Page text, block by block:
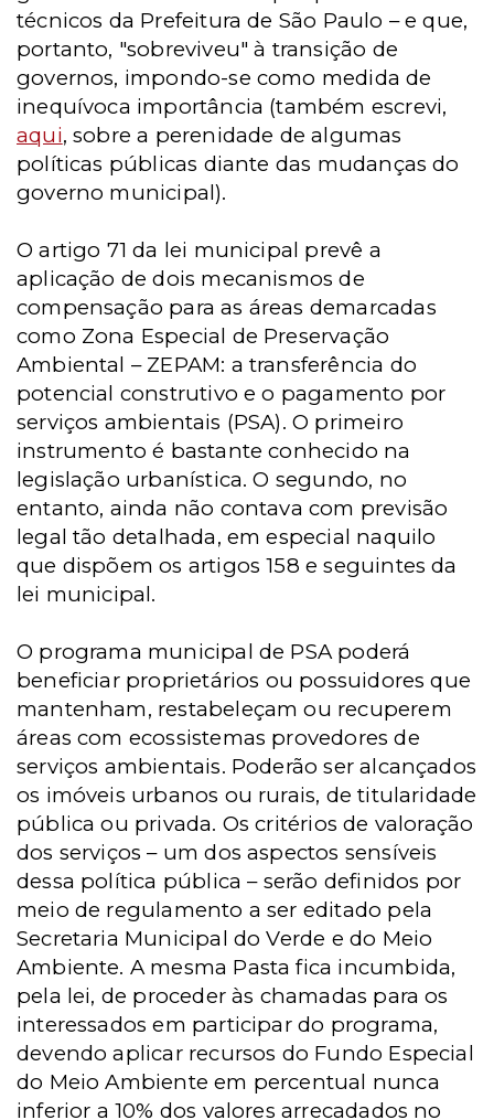
técnicos da Prefeitura de São Paulo – e que,
portanto, "sobreviveu" à transição de
governos, impondo-se como medida de
inequívoca importância (também escrevi,
aqui, sobre a perenidade de algumas
políticas públicas diante das mudanças do
governo municipal).
O artigo 71 da lei municipal prevê a
aplicação de dois mecanismos de
compensação para as áreas demarcadas
como Zona Especial de Preservação
Ambiental – ZEPAM: a transferência do
potencial construtivo e o pagamento por
serviços ambientais (PSA). O primeiro
instrumento é bastante conhecido na
legislação urbanística. O segundo, no
entanto, ainda não contava com previsão
legal tão detalhada, em especial naquilo
que dispõem os artigos 158 e seguintes da
lei municipal.
O programa municipal de PSA poderá
beneficiar proprietários ou possuidores que
mantenham, restabeleçam ou recuperem
áreas com ecossistemas provedores de
serviços ambientais. Poderão ser alcançados
os imóveis urbanos ou rurais, de titularidade
pública ou privada. Os critérios de valoração
dos serviços – um dos aspectos sensíveis
dessa política pública – serão definidos por
meio de regulamento a ser editado pela
Secretaria Municipal do Verde e do Meio
Ambiente. A mesma Pasta fica incumbida,
pela lei, de proceder às chamadas para os
interessados em participar do programa,
devendo aplicar recursos do Fundo Especial
do Meio Ambiente em percentual nunca
inferior a 10% dos valores arrecadados no